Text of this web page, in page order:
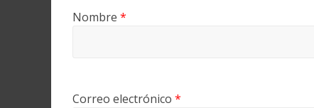
Nombre *
Correo electrónico *